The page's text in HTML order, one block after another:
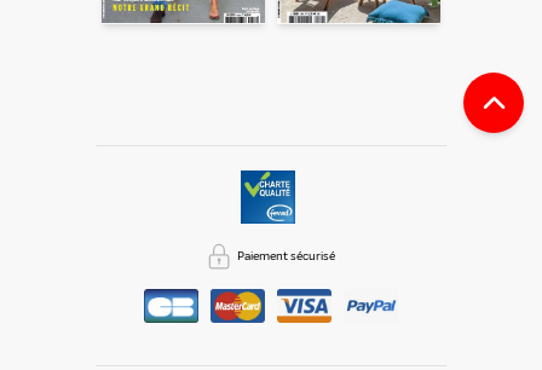
Paiement sécurisé